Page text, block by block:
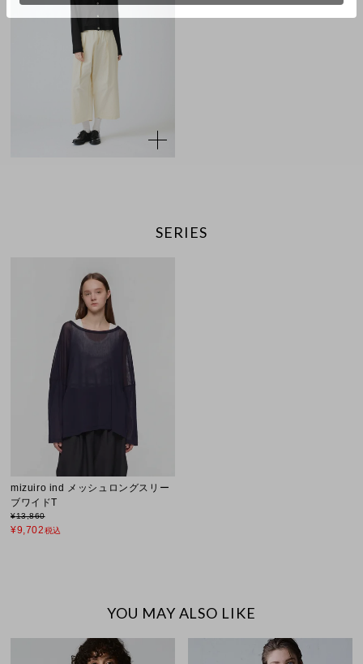
SERIES
mizuiro ind メッシュロングスリー
ブワイドT
¥13,860
¥9,702税込
YOU MAY ALSO LIKE